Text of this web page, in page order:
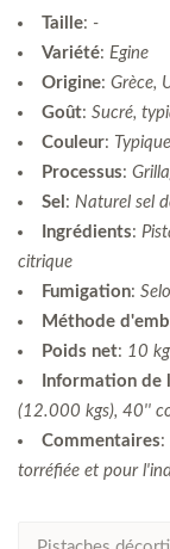
Taille: -
Variété: Egine
Origine: Grèce,
Goût: Sucré,
Couleur:
Processus:
Sel : Naturel sel
Ingrédients:
citrique
Fumigation:
Méthode
Poids net: 10 kg
Information de
(12.000 kgs), 40''
Commentaires:
torréfiée et pour